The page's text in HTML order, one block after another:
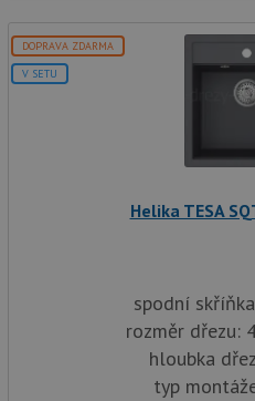
DOPRAVA ZDARMA
V SETU
Helika TESA
spodní
rozměr dřezu:
hloubka
typ